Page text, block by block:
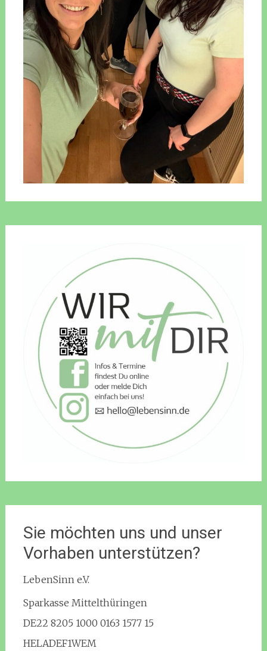
Sie möchten uns und unser
Vorhaben unterstützen?
LebenSinn e.V.
Sparkasse Mittelthüringen
DE22 8205 1000 0163 1577 15
HELADEF1WEM